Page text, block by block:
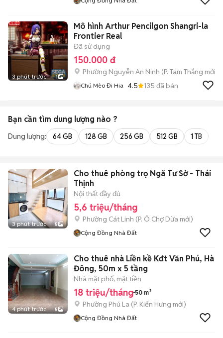
3 phút trước 1
Mô hình Arthur Pencilgon Shangri-la
Frontier Real
Đã sử dụng
150.000 đ
Phường Nguyễn An Ninh (P. Tam Thắng mới)
Chú Mèo Đi Hia 4.5 135 đã bán
Bạn cần tìm dung lượng nào ?
Dung lượng: 64 GB 128 GB 256 GB 512 GB 1 TB
3 phút trước 5
Cho thuê phòng trọ Ngã Tư Sở - Thái
Thịnh
Nội thất đầy đủ
5,6 triệu/tháng
Phường Cát Linh (P. Ô Chợ Dừa mới)
Cộng Đồng Nhà Đất
4 phút trước 5
Cho thuê nhà Liền kề Kđt Văn Phú, Hà
Đông, 50m x 5 tầng
Nhà mặt phố, mặt tiền
18 triệu/tháng 50 m²
Phường Phú La (P. Kiến Hưng mới)
Cộng Đồng Nhà Đất